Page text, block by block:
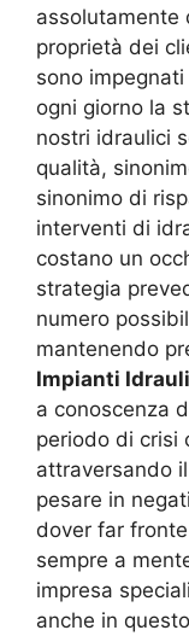
assolutamente
proprietà dei
sono
ogni giorno la
nostri idraulici
qualità,
sinonimo di
interventi di
costano un
strategia
numero
mantenendo
Impianti
a conoscenza
periodo di crisi
attraversando
pesare in
dover far
sempre a
impresa
anche in